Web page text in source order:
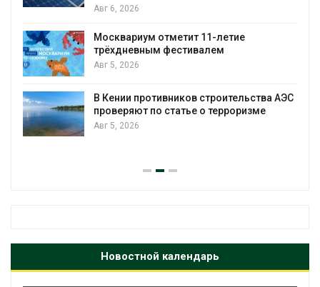
отметит 11-летие
фестивалем
строительства АЭС
по статье о терроризме
В Японии высаживают
от цунами
Суд взыскал с
компании
Новостной календарь